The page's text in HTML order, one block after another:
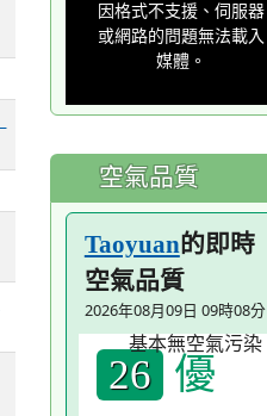
window.
因格式不支援、伺服器
或網路的問題無法載入
媒體。
空氣品質
Taoyuan的即時
空氣品質
2026年08月09日 09時08分
26 優